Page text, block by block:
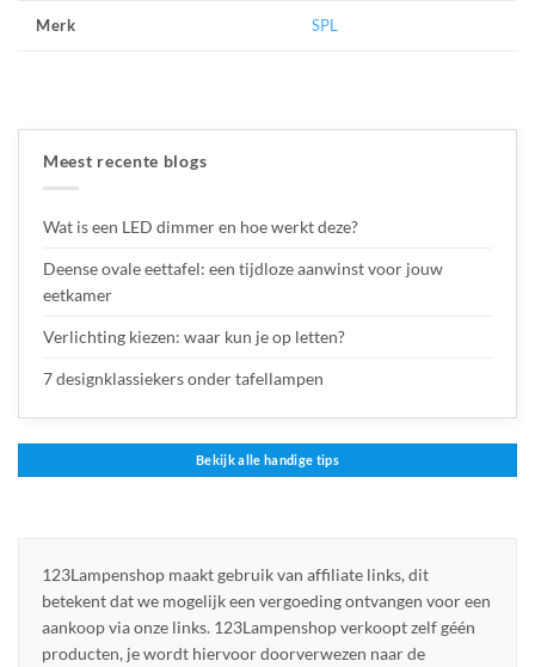
Merk SPL
Meest recente blogs
Wat is een LED dimmer en hoe werkt deze?
Deense ovale eettafel: een tijdloze aanwinst voor jouw
eetkamer
Verlichting kiezen: waar kun je op letten?
7 designklassiekers onder tafellampen
Bekijk alle handige tips
123Lampenshop maakt gebruik van affiliate links, dit
betekent dat we mogelijk een vergoeding ontvangen voor een
aankoop via onze links. 123Lampenshop verkoopt zelf géén
producten, je wordt hiervoor doorverwezen naar de